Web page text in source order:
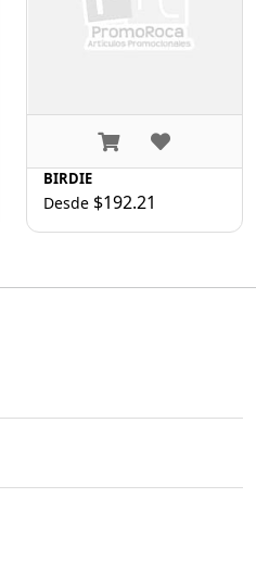
BIRDIE
Desde $192.21